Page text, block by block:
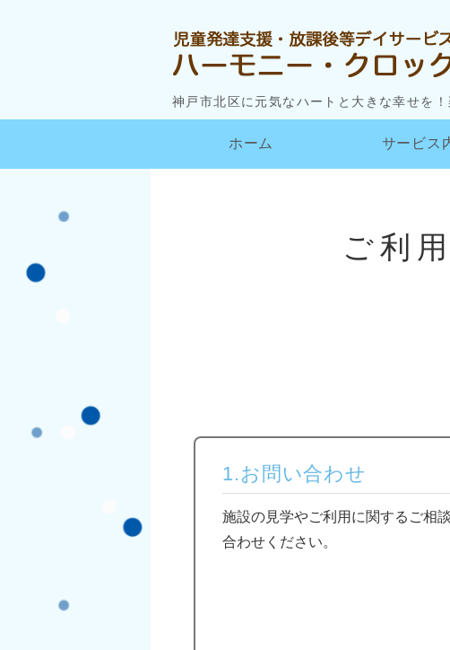
神戸市北区に元気なハートと大きな幸せを
ホーム サービス
ご利
1.お問い合わせ
施設の見学やご利用に関するご相
合わせください。